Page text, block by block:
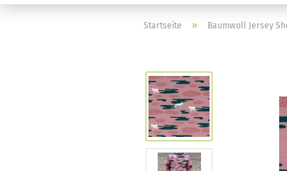
Startseite » Baumwoll Jersey